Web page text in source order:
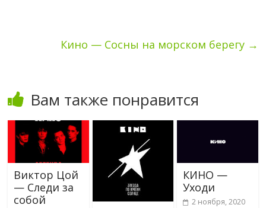
Кино — Сосны на морском берегу →
Вам также понравится
Виктор Цой
— Следи за
собой
КИНО —
Уходи
2 ноября, 2020